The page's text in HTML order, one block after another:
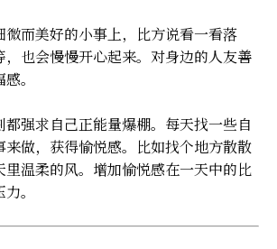
微而美好的小事上，比方说看一看落
，也会慢慢开心起来。对身边的人友善
。
都强求自己正能量爆棚。每天找一些自
来做，获得愉悦感。比如找个地方散散
里温柔的风。增加愉悦感在一天中的比
。